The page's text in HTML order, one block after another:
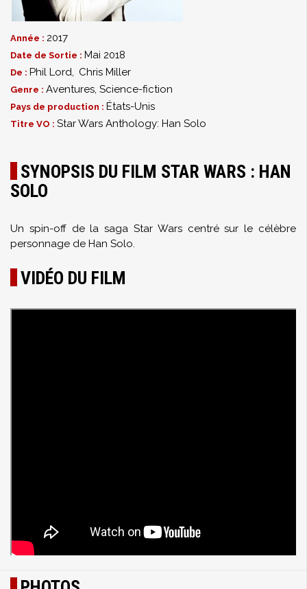
Année : 2017
Date de Sortie : Mai 2018
De : Phil Lord, Chris Miller
Genre : Aventures, Science-fiction
Pays de production : États-Unis
Titre VO : Star Wars Anthology: Han Solo
SYNOPSIS DU FILM STAR WARS : HAN
SOLO
Un spin-off de la saga Star Wars centré sur le célèbre
personnage de Han Solo.
VIDÉO DU FILM